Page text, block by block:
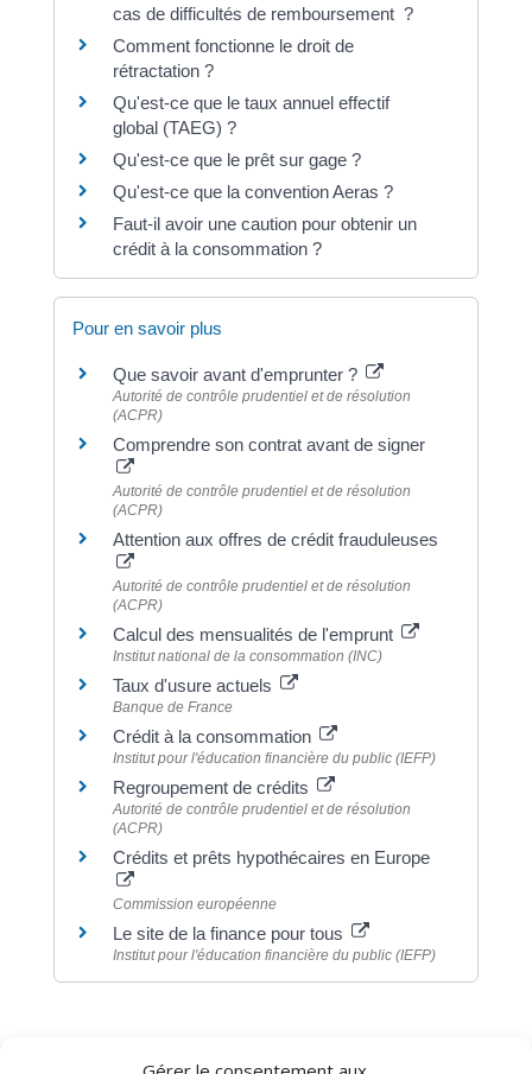
cas de difficultés de remboursement ?
Comment fonctionne le droit de
rétractation ?
Qu'est-ce que le taux annuel effectif
global (TAEG) ?
Qu'est-ce que le prêt sur gage ?
Qu'est-ce que la convention Aeras ?
Faut-il avoir une caution pour obtenir un
crédit à la consommation ?
Pour en savoir plus
Que savoir avant d'emprunter ?
Autorité de contrôle prudentiel et de résolution
(ACPR)
Comprendre son contrat avant de signer
Autorité de contrôle prudentiel et de résolution
(ACPR)
Attention aux offres de crédit frauduleuses
Autorité de contrôle prudentiel et de résolution
(ACPR)
Calcul des mensualités de l'emprunt
Institut national de la consommation (INC)
Taux d'usure actuels
Banque de France
Crédit à la consommation
Institut pour l'éducation financière du public (IEFP)
Regroupement de crédits
Autorité de contrôle prudentiel et de résolution
(ACPR)
Crédits et prêts hypothécaires en Europe
Commission européenne
Le site de la finance pour tous
Institut pour l'éducation financière du public (IEFP)